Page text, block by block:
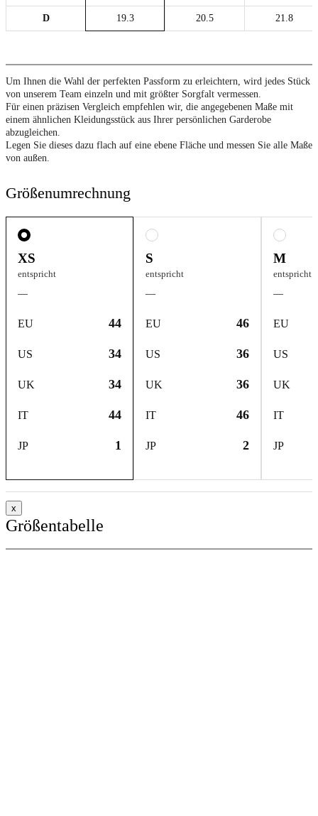
D 19.3 20.5 21.8
Um Ihnen die Wahl der perfekten Passform zu erleichtern, wird jedes Stück
von unserem Team einzeln und mit größter Sorgfalt vermessen.
Für einen präzisen Vergleich empfehlen wir, die angegebenen Maße mit
einem ähnlichen Kleidungsstück aus Ihrer persönlichen Garderobe
abzugleichen.
Legen Sie dieses dazu flach auf eine ebene Fläche und messen Sie alle Maße
von außen.
Größenumrechnung
XS
entspricht
—
EU 44
US 34
UK 34
IT 44
JP 1
S
entspricht
—
EU 46
US 36
UK 36
IT 46
JP 2
M
entspricht
—
EU
US
UK
IT
JP
x
Größentabelle